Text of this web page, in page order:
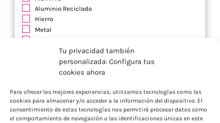
Tu privacidad también
personalizada: Configura tus
cookies ahora
Para ofrecer las mejores experiencias, utilizamos tecnologías como las
cookies para almacenar y/o acceder a la información del dispositivo. El
consentimiento de estas tecnologías nos permitirá procesar datos como
el comportamiento de navegación o las identificaciones únicas en este
Aluminio Reciclado
Hierro
Metal
Acero al Carbono
Acero Inoxidable Reciclado
Aleación de Zinc
Lona
Plástico (HDEP)